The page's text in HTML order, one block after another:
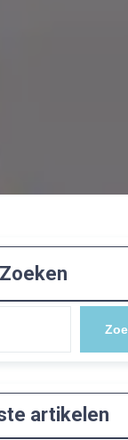
Zoeken
artikelen